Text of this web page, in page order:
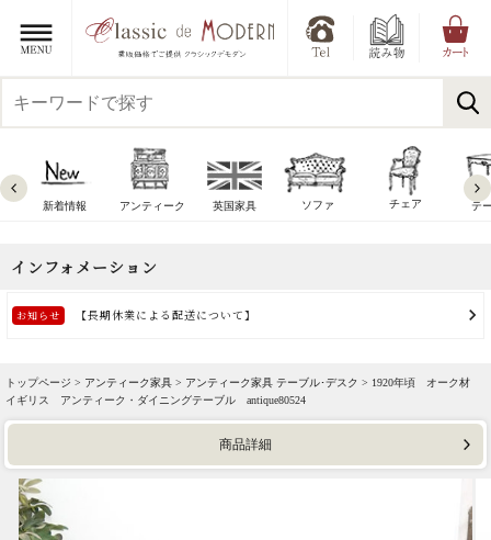
新着情報 アンティーク 英国家具 ソファ チェア テ
トップページ > アンティーク家具 > アンティーク家具 テーブル･デスク > 1920年頃 オーク材
イギリス アンティーク・ダイニングテーブル antique80524
商品詳細